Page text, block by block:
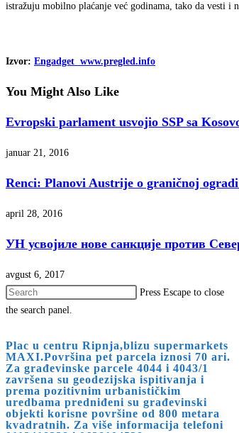
istražuju mobilno plaćanje već godinama, tako da vesti i
Izvor: Engadget www.pregled.info
You Might Also Like
Evropski parlament usvojio SSP sa
januar 21, 2016
Renci: Planovi Austrije o graničnoj
april 28, 2016
УН усвојиле нове санкције против
avgust 6, 2017
Press Escape to close
the search panel.
Plac u centru Ripnja,blizu supermarkets
MAXI.Površina pet parcela iznosi 70 ari.
Za građevinske parcele 4044 i 4043/1
završena su geodezijska ispitivanja i
prema pozitivnim urbanističkim
uredbama predniđeni su građevinski
objekti korisne površine od 800 metara
kvadratnih. Za više informacija telefoni